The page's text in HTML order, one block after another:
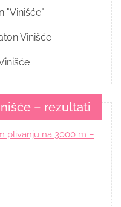
"Vinišće"
Vinišće
– rezultati
plivanju na 3000 m –